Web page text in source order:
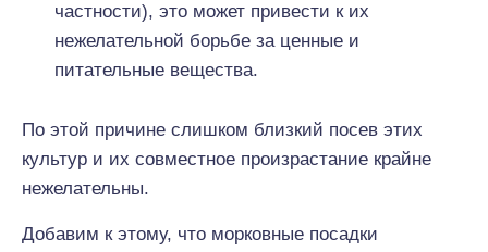
частности), это может привести к их
нежелательной борьбе за ценные и
питательные вещества.
По этой причине слишком близкий посев этих
культур и их совместное произрастание крайне
нежелательны.
Добавим к этому, что морковные посадки